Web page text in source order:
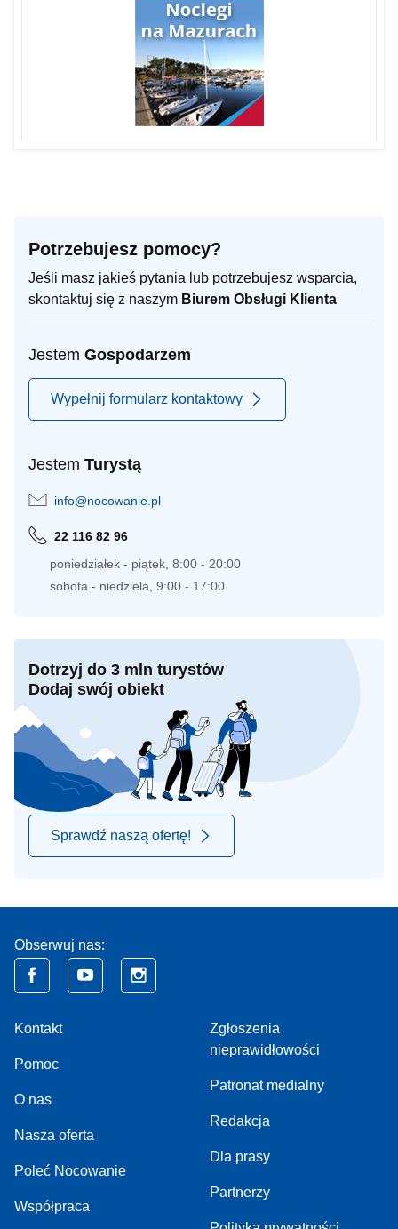
Potrzebujesz pomocy?
Jeśli masz jakieś pytania lub potrzebujesz wsparcia,
skontaktuj się z naszym Biurem Obsługi Klienta
Jestem Gospodarzem
Wypełnij formularz kontaktowy
Jestem Turystą
info@nocowanie.pl
22 116 82 96
poniedziałek - piątek, 8:00 - 20:00
sobota - niedziela, 9:00 - 17:00
Dotrzyj do 3 mln turystów
Dodaj swój obiekt
Sprawdź naszą ofertę!
Obserwuj nas:
Kontakt
Pomoc
O nas
Nasza oferta
Poleć Nocowanie
Współpraca
Zgłoszenia
nieprawidłowości
Patronat medialny
Redakcja
Dla prasy
Partnerzy